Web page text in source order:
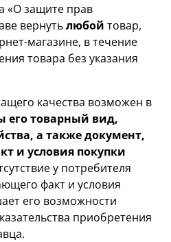
«О защите прав
вернутьлюбой товар,
магазине, в течение
товара без указания
качества возможен в
его товарный вид,
а также документ,
и условия покупки
у потребителя
факт и условия
его возможности
приобретения